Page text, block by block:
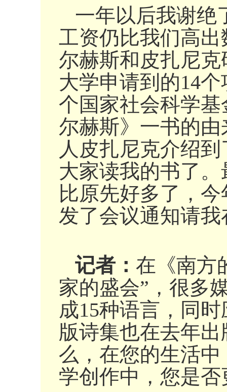
一年以后我谢绝
工资仍比我们高
尔赫斯和皮扎尼
大学申请到的14
个国家社会科学
尔赫斯》一书的
人皮扎尼克介绍
大家读我的书了
比原先好多了，
发了会议通知请
记者： 在《南方
家的盛会”，很多
成15种语言，同
版诗集也在去年
么，在您的生活
学创作中，您是